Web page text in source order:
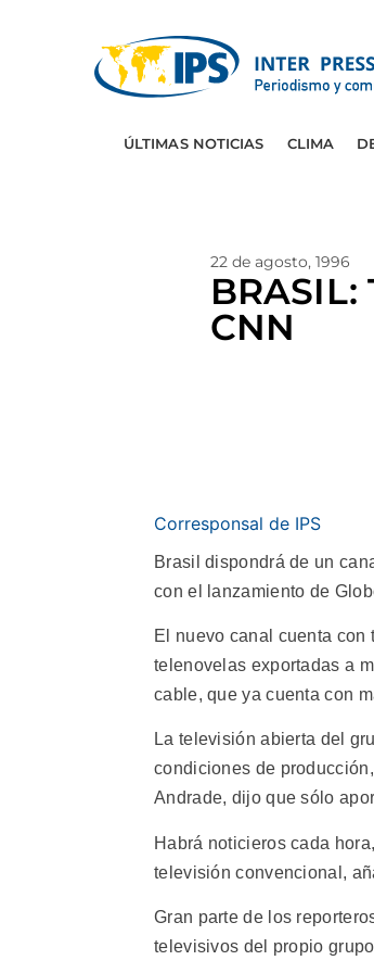
ÚLTIMAS NOTICIAS CLIMA
22 de agosto, 1996
CNN
Corresponsal de IPS
Brasil dispondrá de un
con el lanzamiento de
El nuevo canal cuenta
telenovelas exportadas a
cable, que ya cuenta con
La televisión abierta del
condiciones de
Andrade, dijo que sólo
Habrá noticieros cada
televisión convencional,
Gran parte de los
televisivos del propio